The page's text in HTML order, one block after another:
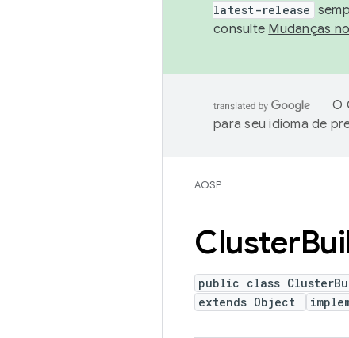
latest-release
consulte Mudanças
O
para seu idioma de
AOSP
Cluster
public class
extends Object